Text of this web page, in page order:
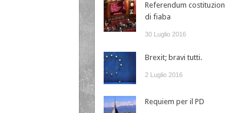
Referendum
di fiaba
30 Luglio 2016
Brexit; bravi tutti.
2 Luglio 2016
Requiem per il PD